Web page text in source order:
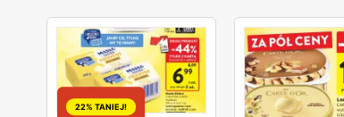
22% TANIEJ!